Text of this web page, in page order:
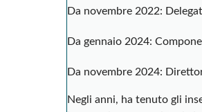
Da novembre 2022:
Da gennaio 2024:
Da novembre 2024:
Negli anni, ha tenuto gli